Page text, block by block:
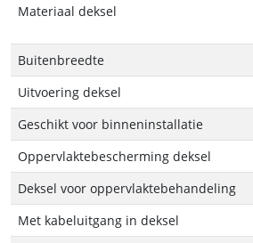
Materiaal deksel
Buitenbreedte
Uitvoering deksel
Geschikt voor binneninstallatie
Oppervlaktebescherming deksel
Deksel voor oppervlaktebehandeling
Met kabeluitgang in deksel